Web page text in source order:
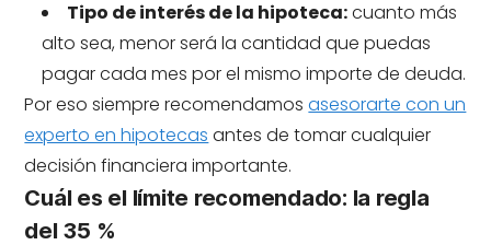
Tipo de interés de la hipoteca:cuanto más
alto sea, menor será la cantidad que puedas
pagar cada mes por el mismo importe de deuda.
Por eso siempre recomendamosasesorarte con un
experto en hipotecas antes de tomar cualquier
decisión financiera importante.
Cuál es el límite recomendado: la regla
del 35 %